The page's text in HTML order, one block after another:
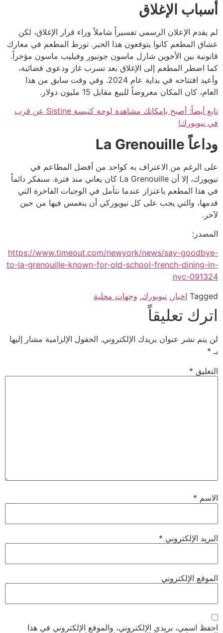
أسباب الإغلاق
لم يقدم الإعلان الرسمي تفسيراً شاملاً وراء قرار الإغلاق، لكن
عشاق المطعم كانوا يتوقعون هذا الخبر. تورط المطعم في معارك
قانونية بين الأخوين شارل ماسون جونيور وفيليب ماسون مؤخراً.
كما اضطر المطعم إلى الإغلاق بعد تسرب غاز ودعوى قضائية،
وأعيد افتتاحه في بداية عام 2024. وفي وقت سابق من هذا
العام، كان المكان معروضاً للبيع مقابل 15 مليون دولار.
تابع أيضاً: أصبح بإمكانك مشاهدة لوحة كنيسة Sistine عن قرب
في نيويورك!
وداعاً La Grenouille
على الرغم من الاعتراف به كواحد من أفضل المطاعم في
نيويورك، إلا أن La Grenouille كان يعاني منذ فترة. سنفكر دائماً
في هذا المطعم باعتزاز عندما نتأمل في الوجبات الفاخرة التي
قدمها، والتي يجب على كل نيويوركي أن ينغمس فيها من حين
لآخر.
المصدر:
https://www.timeout.com/newyork/news/say-goodbye-
to-la-grenouille-known-for-old-school-french-dining-in-
nyc-091324
Tagged اخبار , نيويورك, وجهات محلية
اترك تعليقاً
لن يتم نشر عنوان بريدك الإلكتروني. الحقول الإلزامية مشار إليها
بـ *
التعليق *
الاسم *
البريد الإلكتروني *
الموقع الإلكتروني
احفظ اسمي، بريدي الإلكتروني، والموقع الإلكتروني في هذا